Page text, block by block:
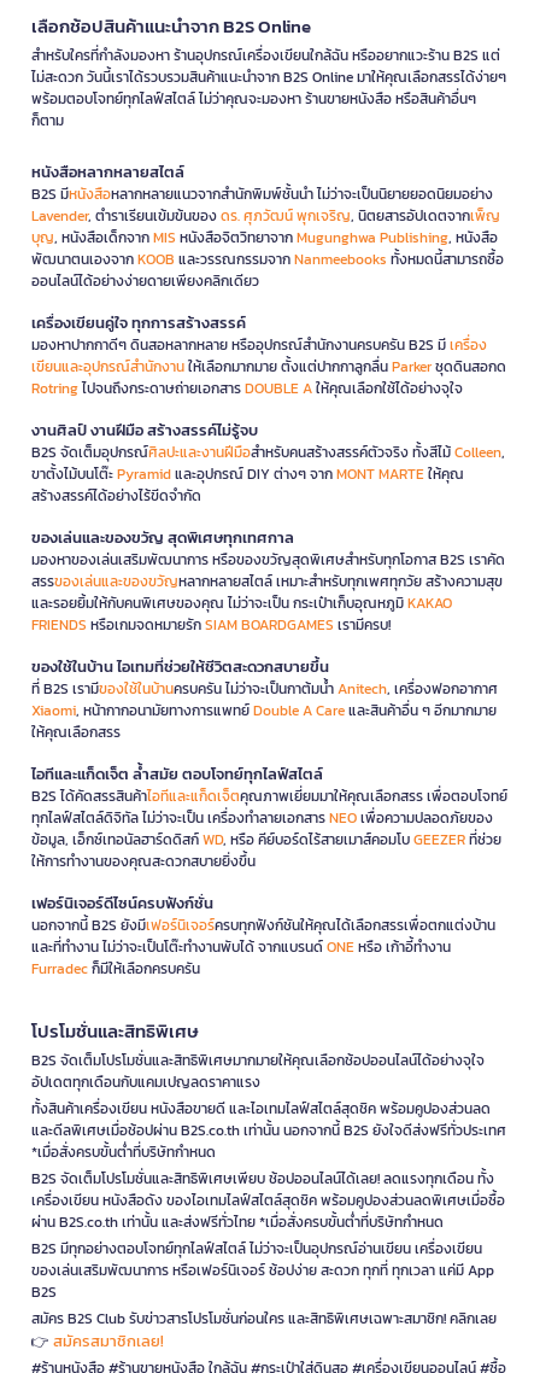
เลือกช้อปสินค้าแนะนำจาก B2S Online
สำหรับใครที่กำลังมองหา ร้านอุปกรณ์เครื่องเขียนใกล้ฉัน หรืออยากแวะร้าน B2S แต่
ไม่สะดวก วันนี้เราได้รวบรวมสินค้าแนะนำจาก B2S Online มาให้คุณเลือกสรรได้ง่ายๆ
พร้อมตอบโจทย์ทุกไลฟ์สไตล์ ไม่ว่าคุณจะมองหา ร้านขายหนังสือ หรือสินค้าอื่นๆ
ก็ตาม
หนังสือหลากหลายสไตล์
B2S มีหนังสือหลากหลายแนวจากสำนักพิมพ์ชั้นนำ ไม่ว่าจะเป็นนิยายยอดนิยมอย่าง
Lavender, ตำราเรียนเข้มข้นของดร. ศุภวัฒน์ พุกเจริญ, นิตยสารอัปเดตจากเพ็ญ
บุญ, หนังสือเด็กจากMIS หนังสือจิตวิทยาจากMugunghwa Publishing, หนังสือ
พัฒนาตนเองจากKOOB และวรรณกรรมจากNanmeebooks ทั้งหมดนี้สามารถซื้อ
ออนไลน์ได้อย่างง่ายดายเพียงคลิกเดียว
เครื่องเขียนคู่ใจ ทุกการสร้างสรรค์
มองหาปากกาดีๆ ดินสอหลากหลาย หรืออุปกรณ์สำนักงานครบครัน B2S มีเครื่อง
เขียนและอุปกรณ์สำนักงานให้เลือกมากมาย ตั้งแต่ปากกาลูกลื่นParkerชุดดินสอกด
Rotringไปจนถึงกระดาษถ่ายเอกสารDOUBLE Aให้คุณเลือกใช้ได้อย่างจุใจ
งานศิลป์ งานฝีมือ สร้างสรรค์ไม่รู้จบ
B2S จัดเต็มอุปกรณ์ศิลปะและงานฝีมือสำหรับคนสร้างสรรค์ตัวจริง ทั้งสีไม้Colleen,
ขาตั้งไม้บนโต๊ะPyramidและอุปกรณ์ DIY ต่างๆ จากMONT MARTEให้คุณ
สร้างสรรค์ได้อย่างไร้ขีดจำกัด
ของเล่นและของขวัญ สุดพิเศษทุกเทศกาล
มองหาของเล่นเสริมพัฒนาการ หรือของขวัญสุดพิเศษสำหรับทุกโอกาส B2S เราคัด
สรรของเล่นและของขวัญหลากหลายสไตล์ เหมาะสำหรับทุกเพศทุกวัย สร้างความสุข
และรอยยิ้มให้กับคนพิเศษของคุณ ไม่ว่าจะเป็น กระเป๋าเก็บอุณหภูมิKAKAO
FRIENDS หรือเกมจดหมายรักSIAM BOARDGAMES เรามีครบ!
ของใช้ในบ้าน ไอเทมที่ช่วยให้ชีวิตสะดวกสบายขึ้น
ที่ B2S เรามีของใช้ในบ้านครบครัน ไม่ว่าจะเป็นกาต้มน้ำAnitech, เครื่องฟอกอากาศ
Xiaomi, หน้ากากอนามัยทางการแพทย์Double A Careและสินค้าอื่น ๆ อีกมากมาย
ให้คุณเลือกสรร
ไอทีและแก็ดเจ็ต ล้ำสมัย ตอบโจทย์ทุกไลฟ์สไตล์
B2S ได้คัดสรรสินค้าไอทีและแก็ดเจ็ตคุณภาพเยี่ยมมาให้คุณเลือกสรร เพื่อตอบโจทย์
ทุกไลฟ์สไตล์ดิจิทัล ไม่ว่าจะเป็น เครื่องทำลายเอกสารNEOเพื่อความปลอดภัยของ
ข้อมูล, เอ็กซ์เทอนัลฮาร์ดดิสก์WD, หรือ คีย์บอร์ดไร้สายเมาส์คอมโบGEEZERที่ช่วย
ให้การทำงานของคุณสะดวกสบายยิ่งขึ้น
เฟอร์นิเจอร์ดีไซน์ครบฟังก์ชั่น
นอกจากนี้ B2S ยังมีเฟอร์นิเจอร์ครบทุกฟังก์ชันให้คุณได้เลือกสรรเพื่อตกแต่งบ้าน
และที่ทำงาน ไม่ว่าจะเป็นโต๊ะทำงานพับได้ จากแบรนด์ONEหรือ เก้าอี้ทำงาน
Furradecก็มีให้เลือกครบครัน
โปรโมชั่นและสิทธิพิเศษ
B2S จัดเต็มโปรโมชั่นและสิทธิพิเศษมากมายให้คุณเลือกช้อปออนไลน์ได้อย่างจุใจ
อัปเดตทุกเดือนกับแคมเปญลดราคาแรง
ทั้งสินค้าเครื่องเขียน หนังสือขายดี และไอเทมไลฟ์สไตล์สุดชิค พร้อมคูปองส่วนลด
และดีลพิเศษเมื่อช้อปผ่าน B2S.co.th เท่านั้น นอกจากนี้ B2S ยังใจดีส่งฟรีทั่วประเทศ
*เมื่อสั่งครบขั้นต่ำที่บริษัทกำหนด
B2S จัดเต็มโปรโมชั่นและสิทธิพิเศษเพียบ ช้อปออนไลน์ได้เลย! ลดแรงทุกเดือน ทั้ง
เครื่องเขียน หนังสือดัง ของไอเทมไลฟ์สไตล์สุดชิค พร้อมคูปองส่วนลดพิเศษเมื่อซื้อ
ผ่าน B2S.co.th เท่านั้น และส่งฟรีทั่วไทย *เมื่อสั่งครบขั้นต่ำที่บริษัทกำหนด
B2S มีทุกอย่างตอบโจทย์ทุกไลฟ์สไตล์ ไม่ว่าจะเป็นอุปกรณ์อ่านเขียน เครื่องเขียน
ของเล่นเสริมพัฒนาการ หรือเฟอร์นิเจอร์ ช้อปง่าย สะดวก ทุกที่ ทุกเวลา แค่มี App
B2S
สมัคร B2S Club รับข่าวสารโปรโมชั่นก่อนใคร และสิทธิพิเศษเฉพาะสมาชิก! คลิกเลย
👉 สมัครสมาชิกเลย!
#ร้านหนังสือ #ร้านขายหนังสือ ใกล้ฉัน #กระเป๋าใส่ดินสอ #เครื่องเขียนออนไลน์ #ซื้อ